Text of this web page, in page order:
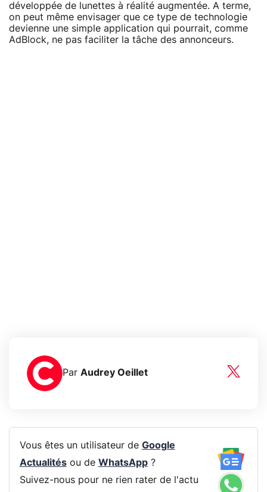
développée de lunettes à réalité augmentée. A terme,
on peut même envisager que ce type de technologie
devienne une simple application qui pourrait, comme
AdBlock, ne pas faciliter la tâche des annonceurs.
Par Audrey Oeillet
Vous êtes un utilisateur de Google
Actualitésou de WhatsApp?
Suivez-nous pour ne rien rater de l'actu